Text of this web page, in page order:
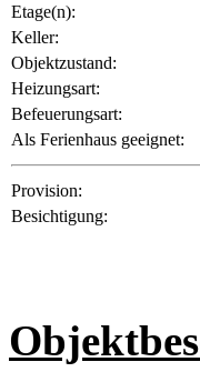
Etage(n):
Keller:
Objektzustand:
Heizungsart:
Befeuerungsart:
Als Ferienhaus geeignet:
Provision:
Besichtigung: